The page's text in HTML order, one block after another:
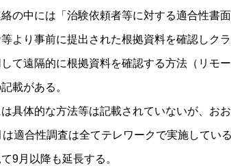
の中には「治験依頼者等に対する適合性書
より事前に提出された根拠資料を確認しク
て遠隔的に根拠資料を確認する方法（リモ
載がある。
具体的な方法等は記載されていないが、お
は適合性調査は全てテレワークで実施している
9月以降も延長する。